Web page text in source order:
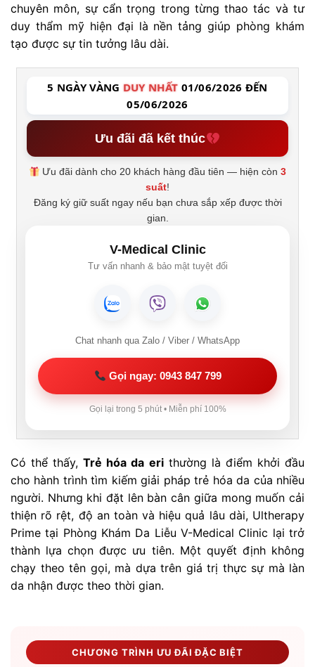
chuyên môn, sự cẩn trọng trong từng thao tác và tư
duy thẩm mỹ hiện đại là nền tảng giúp phòng khám
tạo được sự tin tưởng lâu dài.
5 NGÀY VÀNG DUY NHẤT 01/06/2026 ĐẾN
05/06/2026
Ưu đãi đã kết thúc
Ưu đãi dành cho 20 khách hàng đầu tiên — hiện còn3
suất!
Đăng ký giữ suất ngay nếu bạn chưa sắp xếp được thời
gian.
V-Medical Clinic
Tư vấn nhanh & bảo mật tuyệt đối
Chat nhanh qua Zalo / Viber / WhatsApp
Gọi ngay: 0943 847 799
Gọi lại trong 5 phút • Miễn phí 100%
Có thể thấy,Trẻ hóa da erithường là điểm khởi đầu
cho hành trình tìm kiếm giải pháp trẻ hóa da của nhiều
người. Nhưng khi đặt lên bàn cân giữa mong muốn cải
thiện rõ rệt, độ an toàn và hiệu quả lâu dài, Ultherapy
Prime tại Phòng Khám Da Liễu V-Medical Clinic lại trở
thành lựa chọn được ưu tiên. Một quyết định không
chạy theo tên gọi, mà dựa trên giá trị thực sự mà làn
da nhận được theo thời gian.
CHƯƠNG TRÌNH ƯU ĐÃI ĐẶC BIỆT